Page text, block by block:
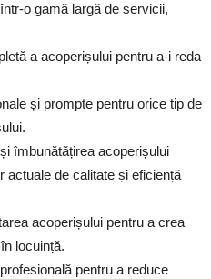
o gamă largă de servicii,
a acoperișului pentru a-i reda
și prompte pentru orice tip de
îmbunătățirea acoperișului
actuale de calitate și eficiență
acoperișului pentru a crea
locuință.
pentru a reduce